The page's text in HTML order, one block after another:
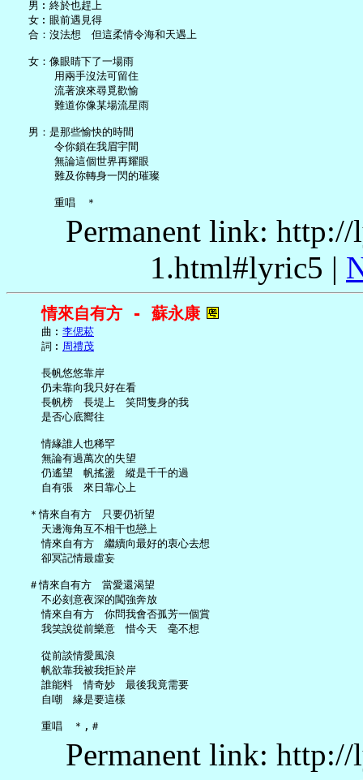
   男︰終於也趕上
   女︰眼前遇見得
   合：沒法想　但這柔情令海和天遇上
   女：像眼睛下了一場雨
       用兩手沒法可留住
       流著淚來尋覓歡愉
       難道你像某場流星雨
   男：是那些愉快的時間
       令你鎖在我眉宇間
       無論這個世界再耀眼
       難及你轉身一閃的璀璨
Permanent link:
1.html#lyric5 |
情來自有方 - 蘇永康
     曲︰
李偲菘
     詞︰
周禮茂
     長帆悠悠靠岸
     仍未靠向我只好在看
     長帆榜　長堤上　笑問隻身的我
     是否心底嚮往
     情緣誰人也稀罕
     無論有過萬次的失望
     仍遙望　帆搖盪　縱是千千的過
     自有張　來日靠心上
   ＊情來自有方　只要仍祈望
     天邊海角互不相干也戀上
     情來自有方　繼續向最好的衷心去想
     卻冥記情最虛妄
   ＃情來自有方　當愛還渴望
     不必刻意夜深的闖強奔放
     情來自有方　你問我會否孤芳一個賞
     我笑說從前樂意　惜今天　毫不想
     從前談情愛風浪
     帆欲靠我被我拒於岸
     誰能料　情奇妙　最後我竟需要
     自嘲　緣是要這樣
Permanent link: